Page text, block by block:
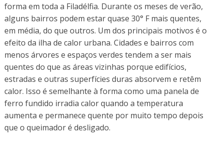
forma em toda a Filadélfia. Durante os meses de verão,
alguns bairros podem estar quase 30° F mais quentes,
em média, do que outros. Um dos principais motivos é o
efeito da ilha de calor urbana. Cidades e bairros com
menos árvores e espaços verdes tendem a ser mais
quentes do que as áreas vizinhas porque edifícios,
estradas e outras superfícies duras absorvem e retêm
calor. Isso é semelhante à forma como uma panela de
ferro fundido irradia calor quando a temperatura
aumenta e permanece quente por muito tempo depois
que o queimador é desligado.